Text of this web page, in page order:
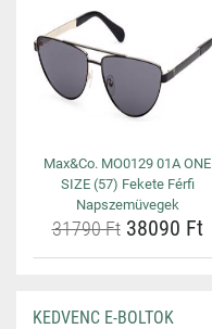
Max&Co. MO0129 01A ONE
SIZE (57) Fekete Férfi
Napszemüvegek
31790 Ft38090 Ft
KEDVENC E-BOLTOK